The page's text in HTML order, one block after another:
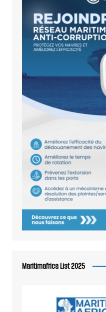
Maritimafrica List 2025